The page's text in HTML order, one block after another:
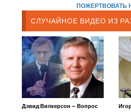
ПОЖЕРТВОВАТЬ
СЛУЧАЙНОЕ ВИДЕО ИЗ
Дэвид Вилкерсон — Вопрос